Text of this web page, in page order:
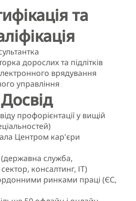
та
дорослих та підлітків
врядування
управління
Досвід
профорієнтації у вищій
Центром кар'єри
(державна служба,
консалтинг, ІТ)
ринками праці (ЄС,